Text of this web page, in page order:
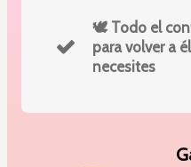
🕊️ Todo el
para volver a
necesites